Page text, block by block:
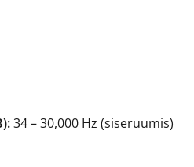
34 – 30,000 Hz (siseruumis)